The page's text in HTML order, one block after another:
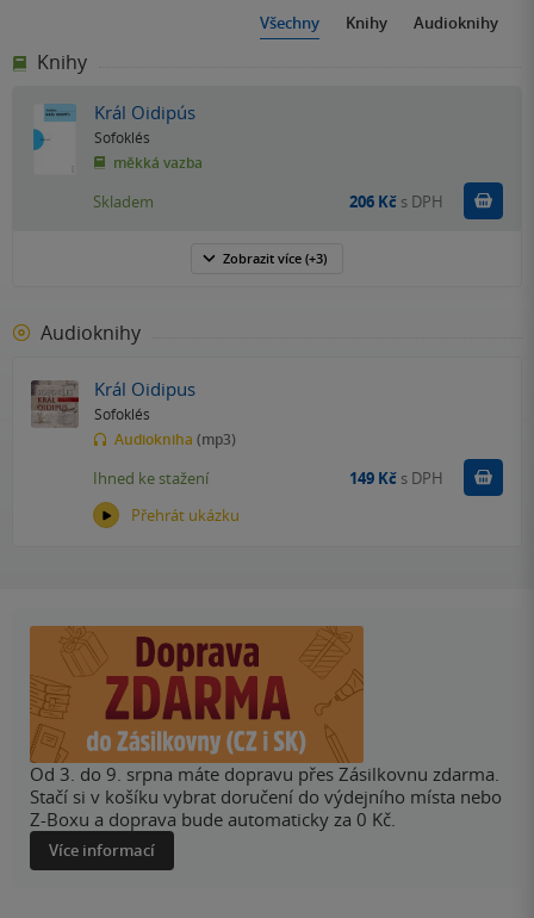
Všechny Knihy Audioknihy
Knihy
Král Oidipús
Sofoklés
měkká vazba
Skladem 206 Kč s DPH
Zobrazit více (+3)
Audioknihy
Král Oidipus
Sofoklés
Audiokniha (mp3)
Přehrát ukázku
Ihned ke stažení 149 Kč s DPH Koupit
Od 3. do 9. srpna máte dopravu přes Zásilkovnu zdarma.
Stačí si v košíku vybrat doručení do výdejního místa nebo
Z-Boxu a doprava bude automaticky za 0 Kč.
Více informací